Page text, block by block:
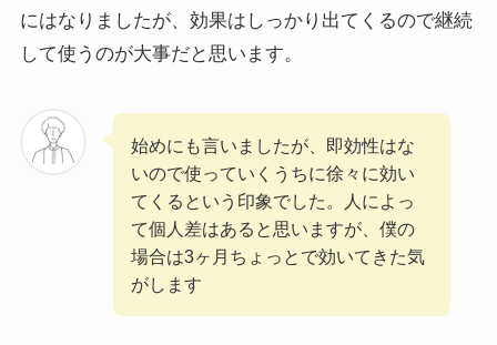
にはなりましたが、効果はしっかり出てくるので継続
して使うのが大事だと思います。
始めにも言いましたが、即効性はな
いので使っていくうちに徐々に効い
てくるという印象でした。人によっ
て個人差はあると思いますが、僕の
場合は3ヶ月ちょっとで効いてきた気
がします